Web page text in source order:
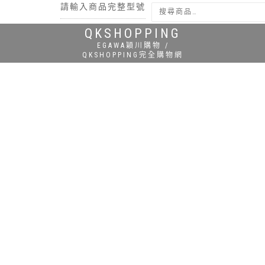
請輸入商品完整型號
搜尋
QKSHOPPING
EGAWA穎川購物 /
QKSHOPPING完全購物網